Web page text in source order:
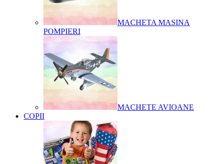
MACHETA MASINA
POMPIERI
MACHETE AVIOANE
COPII